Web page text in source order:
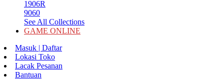
1906R
9060
See All Collections
GAME ONLINE
Masuk | Daftar
Lokasi Toko
Lacak Pesanan
Bantuan